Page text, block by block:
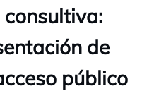
consultiva:
de
público